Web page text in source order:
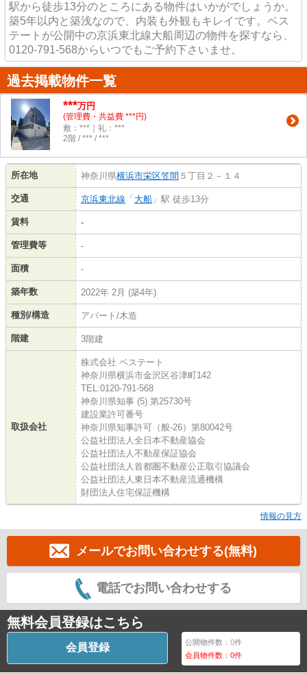
駅から徒歩13分のところにある物件はいかがでしょうか。
築5年以内と築浅なので、内装も外観もキレイです。ベス
テートが公開中の京浜東北線大船周辺の物件を探すなら、
0120-791-568からいつでもご予約下さいませ。
過去掲載物件一覧
***万円
(管理費・共益費 ***円)
敷：***｜礼：***
2階 / *** / ***
所在地 神奈川県横浜市栄区笠間 ５丁目２－１４
交通 京浜東北線 「 大船 」駅 徒歩13分
賃料 -
管理費等 -
面積 -
築年数 2022年 2月 (築4年)
種別/構造 アパート/木造
階建 3階建
取扱会社
株式会社 ベステート
神奈川県横浜市金沢区谷津町142
TEL:0120-791-568
神奈川県知事 (5) 第25730号
建設業許可番号
神奈川県知事許可（般-26）第80042号
公益社団法人全日本不動産協会
公益社団法人不動産保証協会
公益社団法人首都圏不動産公正取引協議会
公益社団法人東日本不動産流通機構
財団法人住宅保証機構
情報の見方
メールでお問い合わせする(無料)
電話でお問い合わせする
無料会員登録はこちら
会員登録 公開物件数：0件
会員物件数：0件